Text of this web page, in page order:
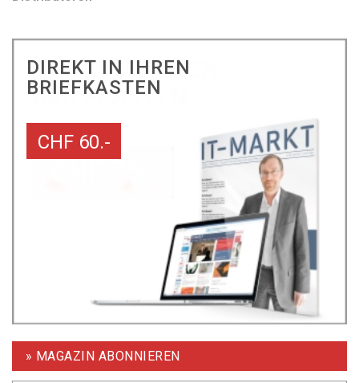
DIREKT IN IHREN
BRIEFKASTEN
CHF 60.-
» MAGAZIN ABONNIEREN